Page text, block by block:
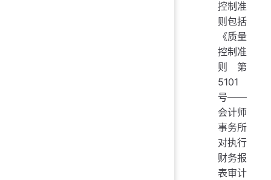
控制准
则包括
《质量
控制准
则第
5101
号——
会计师
事务所
对执行
财务报
表审计